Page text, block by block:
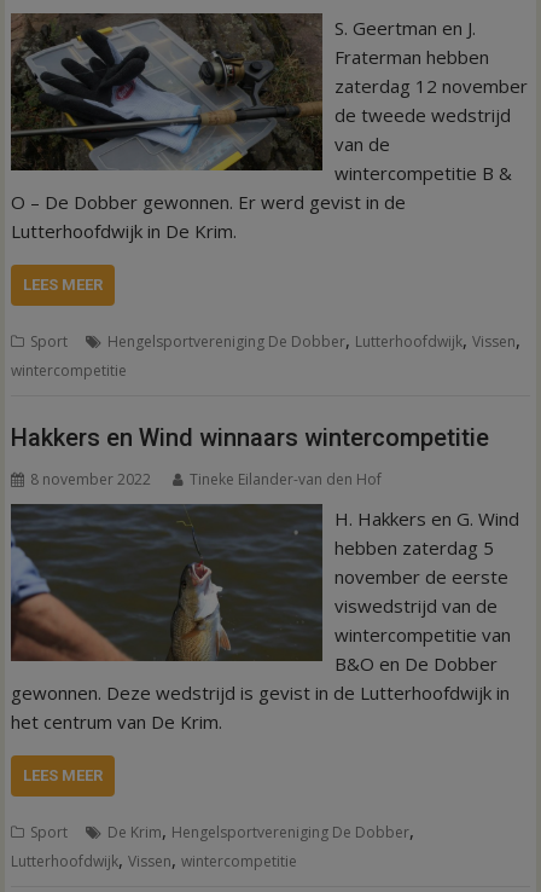
S. Geertman en J.
Fraterman hebben
zaterdag 12 november
de tweede wedstrijd
van de
wintercompetitie B &
O – De Dobber gewonnen. Er werd gevist in de
Lutterhoofdwijk in De Krim.
LEES MEER
Sport Hengelsportvereniging De Dobber, Lutterhoofdwijk,Vissen,
wintercompetitie
Hakkers en Wind winnaars wintercompetitie
8 november 2022 Tineke Eilander-van den Hof
H. Hakkers en G. Wind
hebben zaterdag 5
november de eerste
viswedstrijd van de
wintercompetitie van
B&O en De Dobber
gewonnen. Deze wedstrijd is gevist in de Lutterhoofdwijk in
het centrum van De Krim.
LEES MEER
Sport De Krim, Hengelsportvereniging De Dobber,
Lutterhoofdwijk,Vissen,wintercompetitie